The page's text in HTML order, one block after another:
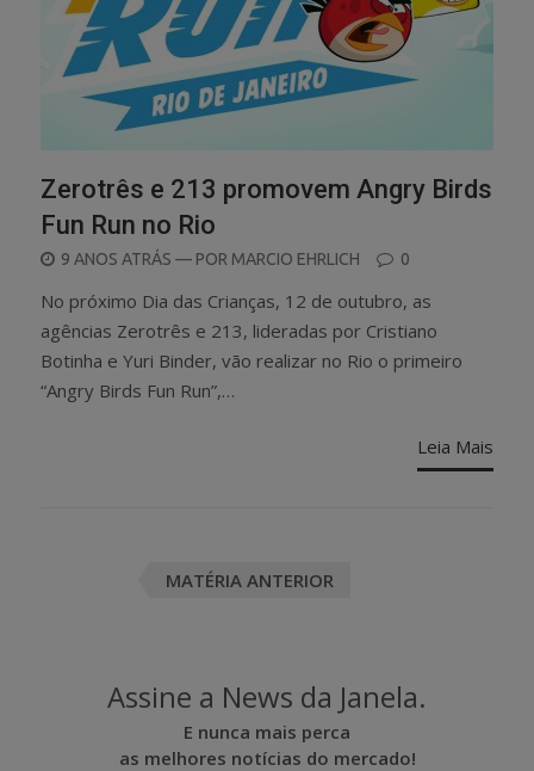
Zerotrês e 213 promovem Angry Birds
Fun Run no Rio
POSTED
9 ANOS ATRÁS — POR MARCIO EHRLICH 0
No próximo Dia das Crianças, 12 de outubro, as
agências Zerotrês e 213, lideradas por Cristiano
Botinha e Yuri Binder, vão realizar no Rio o primeiro
“Angry Birds Fun Run”,…
Leia Mais
navigation
MATÉRIA ANTERIOR
Assine a News da Janela.
E nunca mais perca
as melhores notícias do mercado!